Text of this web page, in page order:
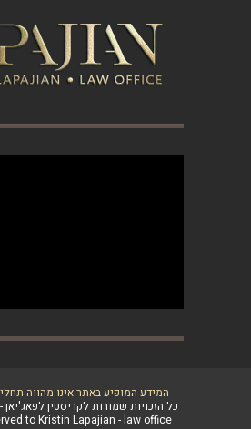
המידע המופיע באתר אינו מהווה
כל הזכויות שמורות לקריסטין
to Kristin Lapajian - law office